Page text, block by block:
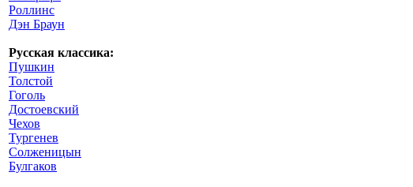
Роллинс
Дэн Браун
Русская классика:
Пушкин
Толстой
Гоголь
Достоевский
Чехов
Тургенев
Солженицын
Булгаков